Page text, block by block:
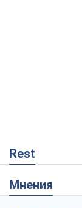
Rest
Мнения